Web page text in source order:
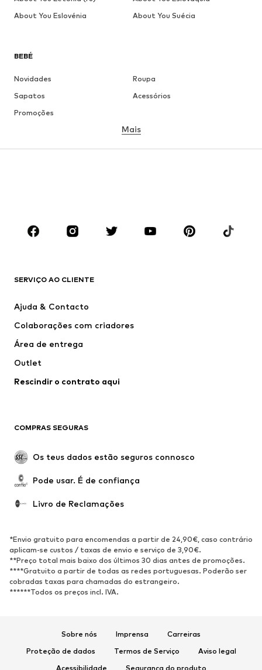
BEBÉ
Novidades
Roupa
Sapatos
Acessórios
Promoções
MARCAS
new balance
CONVERSE
Mais
SERVIÇO AO CLIENTE
Ajuda & Contacto
Colaborações com criadores
Área de entrega
Outlet
Rescindir o contrato aqui
COMPRAS SEGURAS
Os teus dados estão seguros connosco
Pode usar. É de confiança
Livro de Reclamações
*Envio gratuito para encomendas a partir de 24,90€, caso contrário
aplicam-se custos / taxas de envio e serviço de 3,90€.
**Preço total mais baixo dos últimos 30 dias antes de promoções.
****Gratuito a partir de todas as redes portuguesas. Poderão ser
cobradas taxas para chamadas do estrangeiro.
******Todos os preços incl. IVA.
Sobre nós Imprensa
Carreiras
Proteção de dados
Termos de Serviço
Aviso legal
Acessibilidade
Segurança do produto
About You Eslovénia
About You Suécia